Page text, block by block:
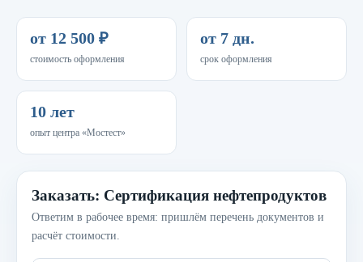
от 12 500 ₽
стоимость оформления
от 7 дн.
срок оформления
10 лет
опыт центра «Мостест»
Заказать: Сертификация нефтепродуктов
Ответим в рабочее время: пришлём перечень документов и
расчёт стоимости.